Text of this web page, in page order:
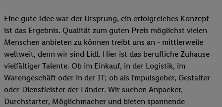
Eine gute Idee war der Ursprung, ein erfolgreiches Konzept
ist das Ergebnis. Qualität zum guten Preis möglichst vielen
Menschen anbieten zu können treibt uns an - mittlerweile
weltweit, denn wir sind Lidl. Hier ist das berufliche Zuhause
vielfältiger Talente. Ob im Einkauf, in der Logistik, im
Warengeschäft oder in der IT; ob als Impulsgeber, Gestalter
oder Dienstleister der Länder. Wir suchen Anpacker,
Durchstarter, Möglichmacher und bieten spannende